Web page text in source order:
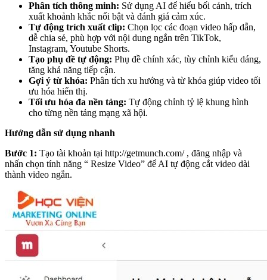
Phân tích thông minh: Sử dụng AI để hiểu bối cảnh, trích
xuất khoảnh khắc nổi bật và đánh giá cảm xúc.
Tự động trích xuất clip: Chọn lọc các đoạn video hấp dẫn,
dễ chia sẻ, phù hợp với nội dung ngắn trên TikTok,
Instagram, Youtube Shorts.
Tạo phụ đề tự động: Phụ đề chính xác, tùy chỉnh kiểu dáng,
tăng khả năng tiếp cận.
Gợi ý từ khóa: Phân tích xu hướng và từ khóa giúp video tối
ưu hóa hiển thị.
Tối ưu hóa đa nền tảng: Tự động chỉnh tỷ lệ khung hình
cho từng nền tảng mạng xã hội.
Hướng dẫn sử dụng nhanh
Bước 1: Tạo tài khoản tại http://getmunch.com/, đăng nhập và
nhấn chọn tính năng “ Resize Video” để AI tự động cắt video dài
thành video ngắn.